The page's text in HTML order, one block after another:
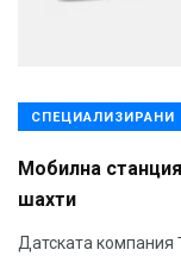
Мобилна
шахти
Датската компания